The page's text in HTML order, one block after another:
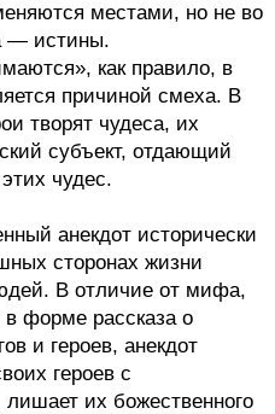
местами, но не во
— истины.
как правило, в
причиной смеха. В
творят чудеса, их
субъект, отдающий
чудес.
анекдот исторически
сторонах жизни
В отличие от мифа,
в форме рассказа о
и героев, анекдот
героев с
их божественного